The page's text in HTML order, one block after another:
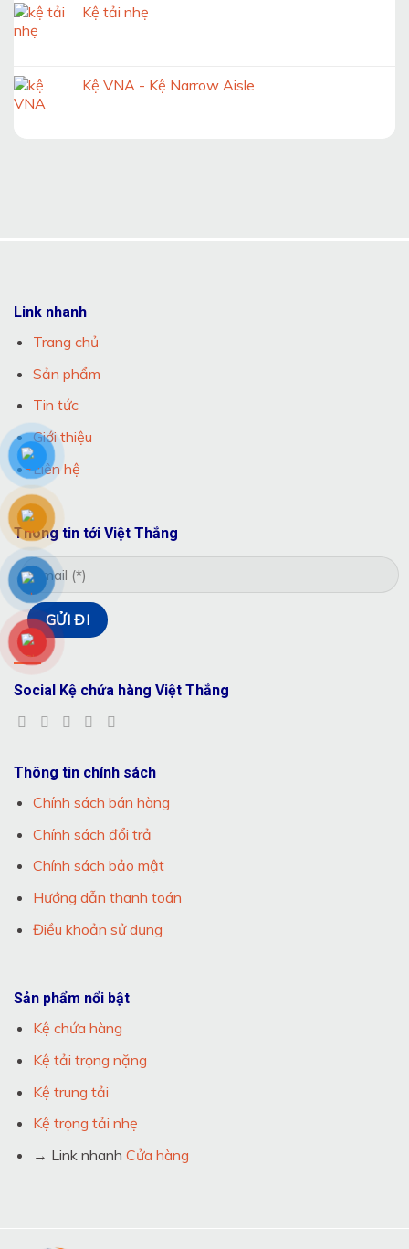
Kệ tải nhẹ
Kệ VNA - Kệ Narrow Aisle
Link nhanh
Trang chủ
Sản phẩm
Tin tức
Giới thiệu
Liên hệ
Thông tin chính sách
Chính sách bán hàng
Chính sách đổi trả
Chính sách bảo mật
Hướng dẫn thanh toán
Điều khoản sử dụng
Sản phẩm nổi bật
Kệ chứa hàng
Kệ tải trọng nặng
Kệ trung tải
Kệ trọng tải nhẹ
→ Link nhanh Cửa hàng
Thông tin tới Việt Thắng
Social Kệ chứa hàng Việt Thắng